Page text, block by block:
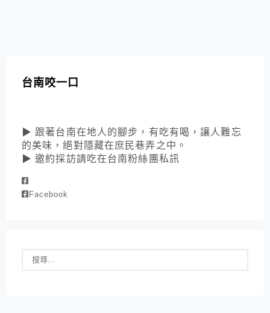
台南咬一口
▶ 跟著台南在地人的腳步，有吃有喝，讓人難忘
的美味，絕對隱藏在庶民巷弄之中。
▶ 邀約採訪請吃在台南粉絲團私訊
Facebook